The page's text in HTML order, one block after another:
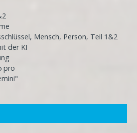
Mensch, Person, Teil 1&2
der KI
pro